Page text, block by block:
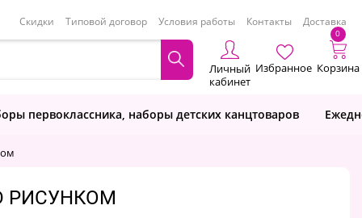
Скидки Типовой договор Условия работы Контакты Доставка
Личный
кабинет
Избранное
0
Корзина
первоклассника, наборы детских канцтоваров
РИСУНКОМ